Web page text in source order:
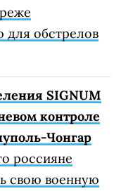
для обстрелов
SIGNUM
контроле
Чонгар
россияне
свою военную